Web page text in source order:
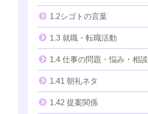
1.2シゴトの言葉
1.3 就職・転職活動
1.4 仕事の問題・悩み・相談
1.41 朝礼ネタ
1.42 提案関係